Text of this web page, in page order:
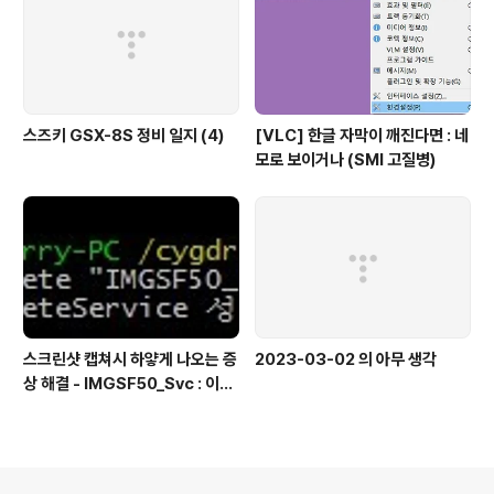
스즈키 GSX-8S 정비 일지 (4)
[VLC] 한글 자막이 깨진다면 : 네
모로 보이거나 (SMI 고질병)
스크린샷 캡쳐시 하얗게 나오는 증
상 해결 - IMGSF50_Svc : 이미
2023-03-02 의 아무 생각